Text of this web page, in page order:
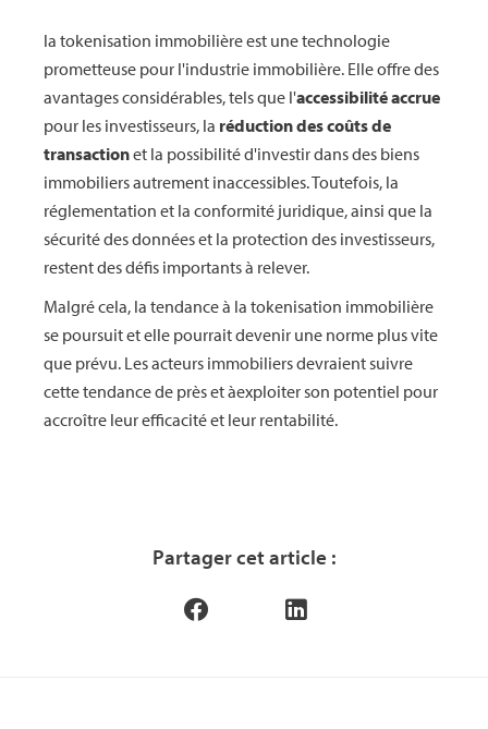
la tokenisation immobilière est une technologie
prometteuse pour l'industrie immobilière. Elle offre des
avantages considérables, tels que l'accessibilité accrue
pour les investisseurs, la réduction des coûts de
transactionet la possibilité d'investir dans des biens
immobiliers autrement inaccessibles. Toutefois, la
réglementation et la conformité juridique, ainsi que la
sécurité des données et la protection des investisseurs,
restent des défis importants à relever.
Malgré cela, la tendance à la tokenisation immobilière
se poursuit et elle pourrait devenir une norme plus vite
que prévu. Les acteurs immobiliers devraient suivre
cette tendance de près et àexploiter son potentiel pour
accroître leur efficacité et leur rentabilité.
Partager cet article :